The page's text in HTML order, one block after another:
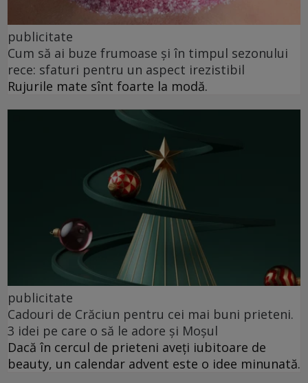
publicitate
Cum să ai buze frumoase şi în timpul sezonului
rece: sfaturi pentru un aspect irezistibil
Rujurile mate sînt foarte la modă.
publicitate
Cadouri de Crăciun pentru cei mai buni prieteni.
3 idei pe care o să le adore și Moșul
Dacă în cercul de prieteni aveți iubitoare de
beauty, un calendar advent este o idee minunată.